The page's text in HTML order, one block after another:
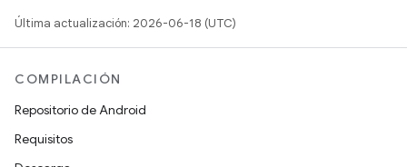
Última actualización: 2026-06-18 (UTC)
COMPILACIÓN
Repositorio de Android
Requisitos